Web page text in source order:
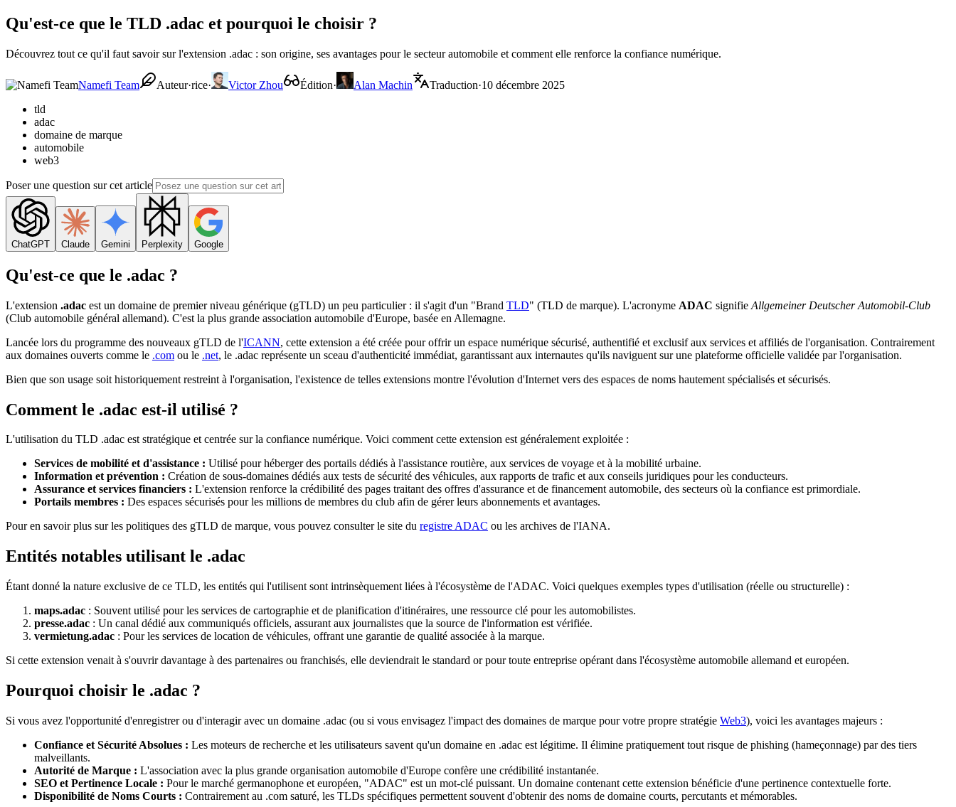
Qu'est-ce que le TLD .adac et pourquoi le choisir ?
Découvrez tout ce qu'il faut savoir sur l'extension .adac : son origine, ses avantages pour le secteur automobile et comment elle renforce la confiance numérique.
Namefi Team Auteur·rice· Victor Zhou Édition· Alan Machin Traduction·10 décembre 2025
tld
adac
domaine de marque
automobile
web3
Poser une question sur cet article
ChatGPT Claude Gemini Perplexity Google
Qu'est-ce que le .adac ?
L'extension .adac est un domaine de premier niveau générique (gTLD) un peu particulier : il s'agit d'un "Brand TLD" (TLD de marque). L'acronyme ADAC signifie Allgemeiner Deutscher Automobil-Club
(Club automobile général allemand). C'est la plus grande association automobile d'Europe, basée en Allemagne.
Lancée lors du programme des nouveaux gTLD de l'ICANN, cette extension a été créée pour offrir un espace numérique sécurisé, authentifié et exclusif aux services et affiliés de l'organisation. Contrairement
aux domaines ouverts comme le .com ou le .net, le .adac représente un sceau d'authenticité immédiat, garantissant aux internautes qu'ils naviguent sur une plateforme officielle validée par l'organisation.
Bien que son usage soit historiquement restreint à l'organisation, l'existence de telles extensions montre l'évolution d'Internet vers des espaces de noms hautement spécialisés et sécurisés.
Comment le .adac est-il utilisé ?
L'utilisation du TLD .adac est stratégique et centrée sur la confiance numérique. Voici comment cette extension est généralement exploitée :
Services de mobilité et d'assistance : Utilisé pour héberger des portails dédiés à l'assistance routière, aux services de voyage et à la mobilité urbaine.
Information et prévention : Création de sous-domaines dédiés aux tests de sécurité des véhicules, aux rapports de trafic et aux conseils juridiques pour les conducteurs.
Assurance et services financiers : L'extension renforce la crédibilité des pages traitant des offres d'assurance et de financement automobile, des secteurs où la confiance est primordiale.
Portails membres : Des espaces sécurisés pour les millions de membres du club afin de gérer leurs abonnements et avantages.
Pour en savoir plus sur les politiques des gTLD de marque, vous pouvez consulter le site du registre ADAC ou les archives de l'IANA.
Entités notables utilisant le .adac
Étant donné la nature exclusive de ce TLD, les entités qui l'utilisent sont intrinsèquement liées à l'écosystème de l'ADAC. Voici quelques exemples types d'utilisation (réelle ou structurelle) :
maps.adac : Souvent utilisé pour les services de cartographie et de planification d'itinéraires, une ressource clé pour les automobilistes.
presse.adac : Un canal dédié aux communiqués officiels, assurant aux journalistes que la source de l'information est vérifiée.
vermietung.adac : Pour les services de location de véhicules, offrant une garantie de qualité associée à la marque.
Si cette extension venait à s'ouvrir davantage à des partenaires ou franchisés, elle deviendrait le standard or pour toute entreprise opérant dans l'écosystème automobile allemand et européen.
Pourquoi choisir le .adac ?
Si vous avez l'opportunité d'enregistrer ou d'interagir avec un domaine .adac (ou si vous envisagez l'impact des domaines de marque pour votre propre stratégie Web3), voici les avantages majeurs :
Confiance et Sécurité Absolues : Les moteurs de recherche et les utilisateurs savent qu'un domaine en .adac est légitime. Il élimine pratiquement tout risque de phishing (hameçonnage) par des tiers
malveillants.
Autorité de Marque : L'association avec la plus grande organisation automobile d'Europe confère une crédibilité instantanée.
SEO et Pertinence Locale : Pour le marché germanophone et européen, "ADAC" est un mot-clé puissant. Un domaine contenant cette extension bénéficie d'une pertinence contextuelle forte.
Disponibilité de Noms Courts : Contrairement au .com saturé, les TLDs spécifiques permettent souvent d'obtenir des noms de domaine courts, percutants et mémorables.